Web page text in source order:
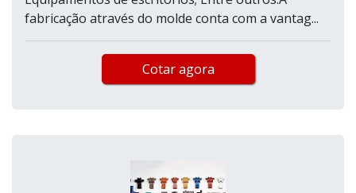
fabricação através do molde conta com a vantag...
Cotar agora